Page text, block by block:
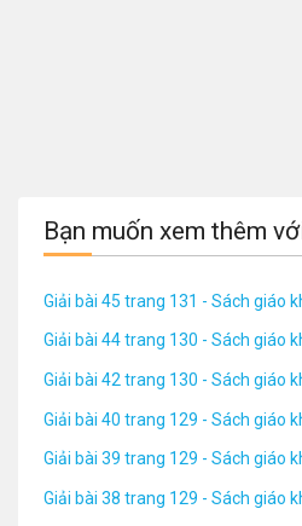
Bạn muốn xem thêm
Giải bài 45 trang 131 - Sách giáo
Giải bài 44 trang 130 - Sách giáo
Giải bài 42 trang 130 - Sách giáo
Giải bài 40 trang 129 - Sách giáo
Giải bài 39 trang 129 - Sách giáo
Giải bài 38 trang 129 - Sách giáo